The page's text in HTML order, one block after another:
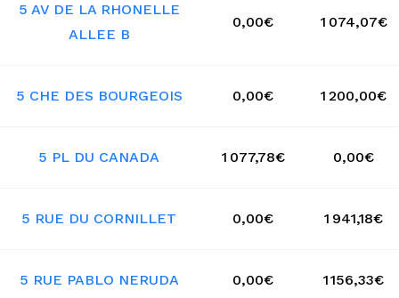
5 AV DE LA RHONELLE
ALLEE B
0,00€ 1 074,07€
5 CHE DES BOURGEOIS 0,00€ 1 200,00€
5 PL DU CANADA 1 077,78€ 0,00€
5 RUE DU CORNILLET 0,00€ 1 941,18€
5 RUE PABLO NERUDA 0,00€ 1 156,33€